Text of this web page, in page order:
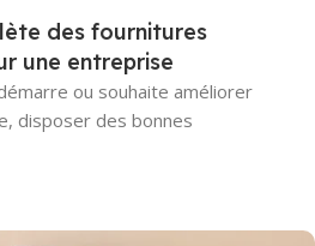
des fournitures
une entreprise
ou souhaite améliorer
disposer des bonnes